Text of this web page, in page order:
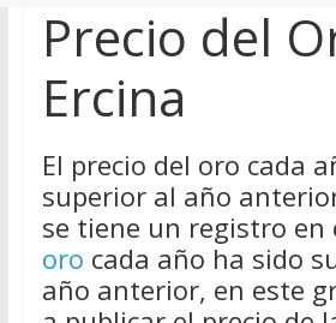
Precio del
Ercina
El precio del oro cada
superior al año
se tiene un registro en
oro cada año ha sido
año anterior, en este